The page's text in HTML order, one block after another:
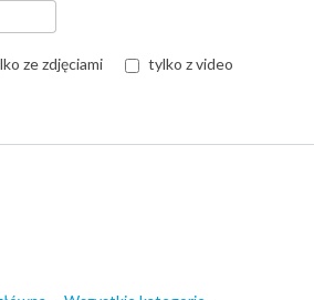
ze zdjęciami tylko z video